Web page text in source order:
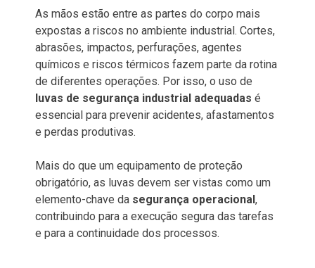
As mãos estão entre as partes do corpo mais
expostas a riscos no ambiente industrial. Cortes,
abrasões, impactos, perfurações, agentes
químicos e riscos térmicos fazem parte da rotina
de diferentes operações. Por isso, o uso de
luvas de segurança industrial adequadas é
essencial para prevenir acidentes, afastamentos
e perdas produtivas.
Mais do que um equipamento de proteção
obrigatório, as luvas devem ser vistas como um
elemento-chave da segurança operacional,
contribuindo para a execução segura das tarefas
e para a continuidade dos processos.